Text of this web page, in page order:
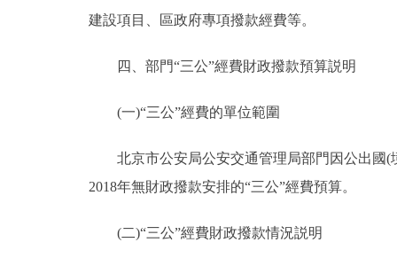
建設項目、區政府專項撥款經費等。
四、部門“三公”經費財政撥款預算説明
(一)“三公”經費的單位範圍
北京市公安局公安交通管理局部門因公出國(
2018年無財政撥款安排的“三公”經費預算。
(二)“三公”經費財政撥款情況説明